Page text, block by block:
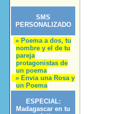
SMS
PERSONALIZADO
» Poema a dos, tu
nombre y el de tu
pareja
protagonistas de
un poema
» Envia una Rosa y
un Poema
ESPECIAL:
Madagascar en tu